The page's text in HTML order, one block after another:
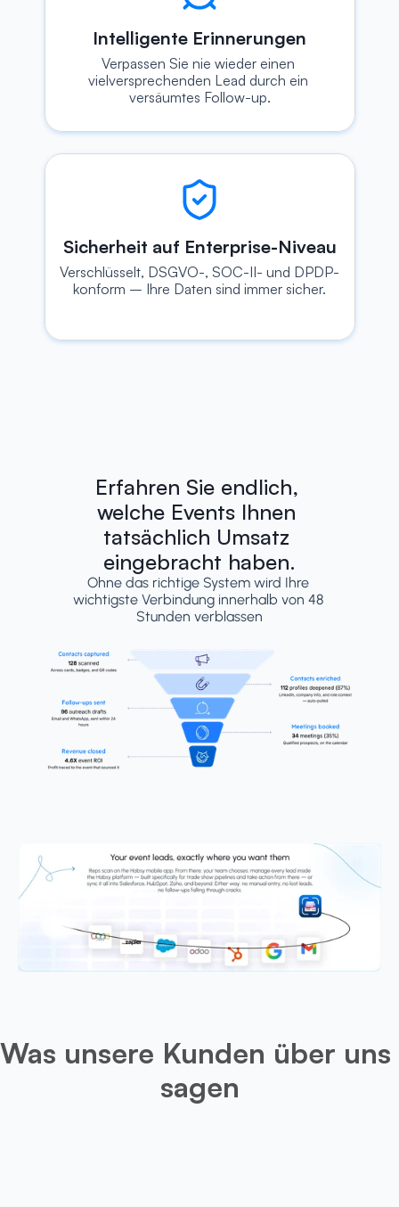
Intelligente Erinnerungen
Verpassen Sie nie wieder einen
vielversprechenden Lead durch ein
versäumtes Follow-up.
Sicherheit auf Enterprise-Niveau
Verschlüsselt, DSGVO-, SOC-II- und DPDP-
konform – Ihre Daten sind immer sicher.
Erfahren Sie endlich,
welche Events Ihnen
tatsächlich Umsatz
eingebracht haben.
Ohne das richtige System wird Ihre
wichtigste Verbindung innerhalb von 48
Stunden verblassen
Was unsere Kunden über uns
sagen